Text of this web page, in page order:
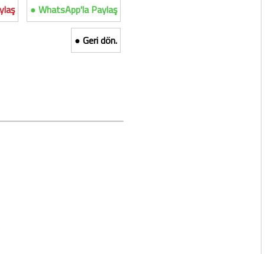
● WhatsApp'la Paylaş
● Geri dön.